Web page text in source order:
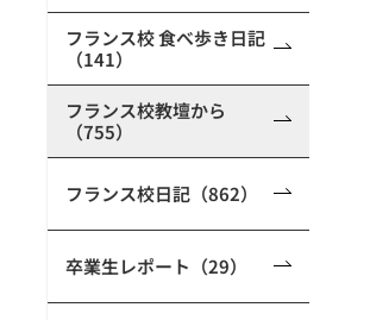
フランス校 食べ歩き日記
（141）
フランス校教壇から
（755）
フランス校日記（862）
卒業生レポート（29）